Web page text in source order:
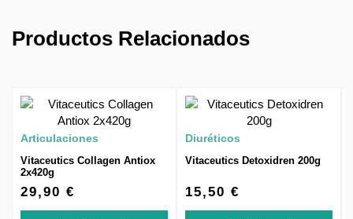
Productos Relacionados
Articulaciones
Vitaceutics Collagen Antiox
2x420g
29,90 €
Diuréticos
Vitaceutics Detoxidren 200g
15,50 €